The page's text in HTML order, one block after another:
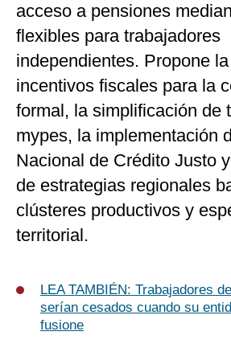
acceso a pensiones
flexibles para trabajadores
independientes. Propone
incentivos fiscales para la
formal, la simplificación de
mypes, la implementación
Nacional de Crédito Justo
de estrategias regionales
clústeres productivos y
territorial.
LEA TAMBIÉN: Trabajadores
serían cesados cuando su
fusione